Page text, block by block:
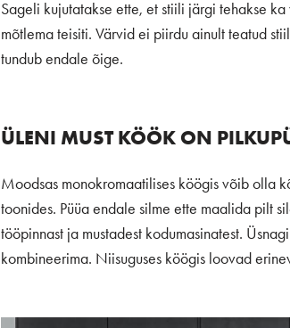
Sageli kujutatakse ette, et stiili järgi tehakse
mõtlema teisiti. Värvid ei piirdu ainult teatud
tundub endale õige.
ÜLENI MUST KÖÖK ON
Moodsas monokromaatilises köögis võib olla
toonides. Püüa endale silme ette maalida pilt
tööpinnast ja mustadest kodumasinatest.
kombineerima. Niisuguses köögis loovad